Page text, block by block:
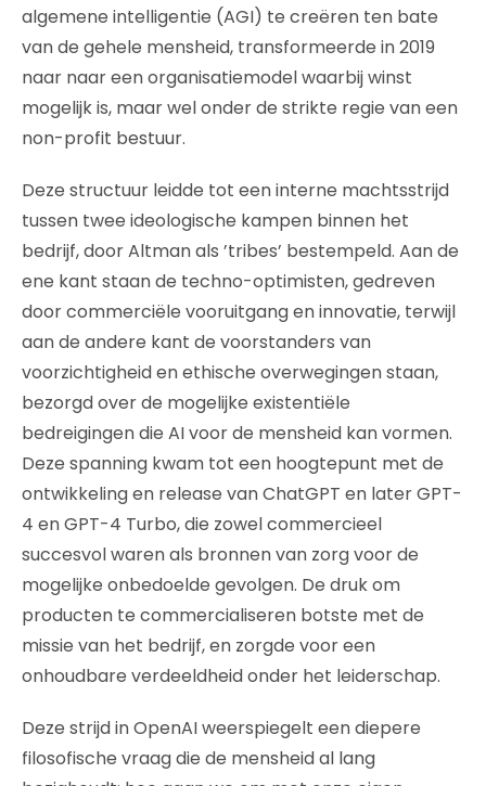
algemene intelligentie (AGI) te creëren ten bate
van de gehele mensheid, transformeerde in 2019
naar naar een organisatiemodel waarbij winst
mogelijk is, maar wel onder de strikte regie van een
non-profit bestuur.
Deze structuur leidde tot een interne machtsstrijd
tussen twee ideologische kampen binnen het
bedrijf, door Altman als ’tribes’ bestempeld. Aan de
ene kant staan de techno-optimisten, gedreven
door commerciële vooruitgang en innovatie, terwijl
aan de andere kant de voorstanders van
voorzichtigheid en ethische overwegingen staan,
bezorgd over de mogelijke existentiële
bedreigingen die AI voor de mensheid kan vormen.
Deze spanning kwam tot een hoogtepunt met de
ontwikkeling en release van ChatGPT en later GPT-
4 en GPT-4 Turbo, die zowel commercieel
succesvol waren als bronnen van zorg voor de
mogelijke onbedoelde gevolgen. De druk om
producten te commercialiseren botste met de
missie van het bedrijf, en zorgde voor een
onhoudbare verdeeldheid onder het leiderschap.
Deze strijd in OpenAI weerspiegelt een diepere
filosofische vraag die de mensheid al lang